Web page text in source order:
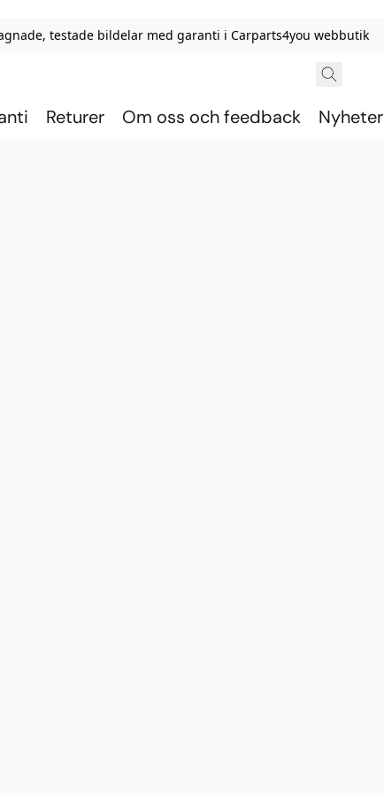
testade bildelar med garanti i Carparts4you webbutik
Returer Om oss och feedback Nyheter